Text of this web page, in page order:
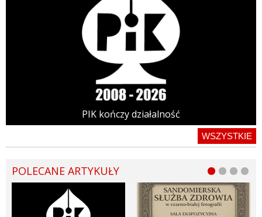
PIK kończy działalność
WSZYSTKIE
POLECANE ARTYKUŁY